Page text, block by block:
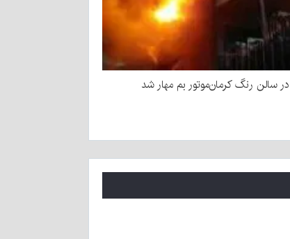
سالن رنگ کرمان‌موتور بم مهار شد